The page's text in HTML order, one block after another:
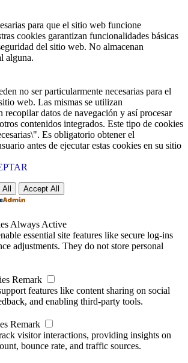
para que el sitio web funcione
cookies garantizan funcionalidades básicas
del sitio web. No almacenan
alguna.
no ser particularmente necesarias para el
web. Las mismas se utilizan
recopilar datos de navegación y así procesar
contenidos integrados. Este tipo de cookies
Es obligatorio obtener el
antes de ejecutar estas cookies en su sitio
Accept All
Always Active
essential site features like secure log-ins
adjustments. They do not store personal
Remark
features like content sharing on social
and enabling third-party tools.
Remark
visitor interactions, providing insights on
bounce rate, and traffic sources.